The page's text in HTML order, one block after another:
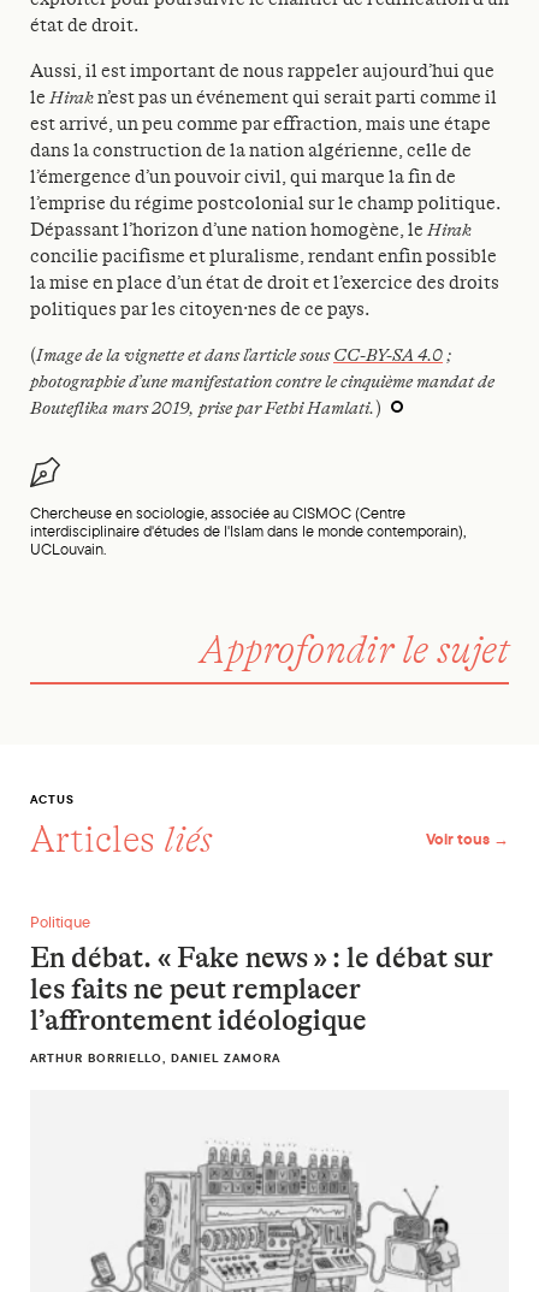
Chercheuse en sociologie, associée au CISMOC (Centre
interdisciplinaire d'études de l'Islam dans le monde contemporain),
UCLouvain.
état de droit.
Aussi, il est important de nous rappeler aujourd’hui que
leHirakn’est pas un événement qui serait parti comme il
est arrivé, un peu comme par effraction, mais une étape
dans la construction de la nation algérienne, celle de
l’émergence d’un pouvoir civil, qui marque la fin de
l’emprise du régime postcolonial sur le champ politique.
Dépassant l’horizon d’une nation homogène, leHirak
concilie pacifisme et pluralisme, rendant enfin possible
la mise en place d’un état de droit et l’exercice des droits
politiques par les citoyen·nes de ce pays.
(Image de la vignette et dans l’article sousCC-BY-SA 4.0;
photographie d’une manifestation contre le cinquième mandat de
Bouteflika mars 2019, prise par Fethi Hamlati.)
Approfondir le sujet
ACTUS
Articles liés Voir tous →
En débat. « Fake news » : le débat sur les faits ne peut
Politique
En débat. « Fake news » : le débat sur
les faits ne peut remplacer
l’affrontement idéologique
ARTHUR BORRIELLO, DANIEL ZAMORA